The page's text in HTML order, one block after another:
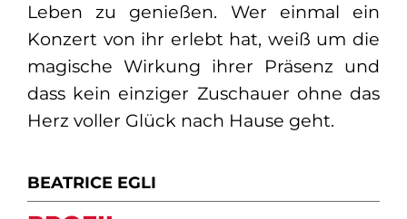
Leben zu genießen. Wer einmal ein
Konzert von ihr erlebt hat, weiß um die
magische Wirkung ihrer Präsenz und
dass kein einziger Zuschauer ohne das
Herz voller Glück nach Hause geht.
BEATRICE EGLI